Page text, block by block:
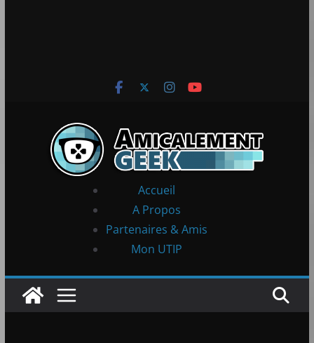
Accueil
A Propos
Partenaires & Amis
Mon UTIP